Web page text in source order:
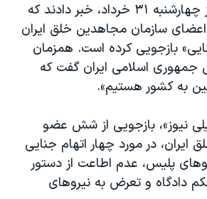
نوبل صلح
رسانه های آلبانی روز چهارشنبه ۳۱ خرداد، خبر دادند که
سازمان مجاهدین خلق ایران
بازجویی کرده است. همزمان
اسلامی ایران گفت که
به کشور هستیم».
نیوز»، بازجویی از شش عضو
در مورد چهار اتهام جنایی
پلیس، عدم اطاعت از دستور
دادگاه و تعرض به نیروهای